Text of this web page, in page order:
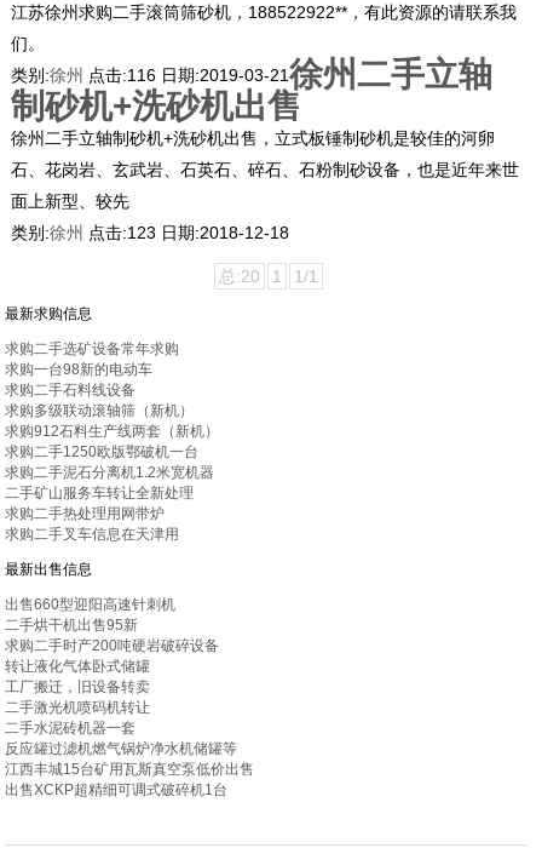
江苏徐州求购二手滚筒筛砂机，188522922**，有此资源的请联系我
们。
类别:徐州 点击:116 日期:2019-03-21徐州二手立轴
制砂机+洗砂机出售
徐州二手立轴制砂机+洗砂机出售，立式板锤制砂机是较佳的河卵
石、花岗岩、玄武岩、石英石、碎石、石粉制砂设备，也是近年来世
面上新型、较先
类别:徐州 点击:123 日期:2018-12-18
总:20 1 1/1
最新求购信息
求购二手选矿设备常年求购
求购一台98新的电动车
求购二手石料线设备
求购多级联动滚轴筛（新机）
求购912石料生产线两套（新机）
求购二手1250欧版鄂破机一台
求购二手泥石分离机1.2米宽机器
二手矿山服务车转让全新处理
求购二手热处理用网带炉
求购二手叉车信息在天津用
最新出售信息
出售660型迎阳高速针刺机
二手烘干机出售95新
求购二手时产200吨硬岩破碎设备
转让液化气体卧式储罐
工厂搬迁，旧设备转卖
二手激光机喷码机转让
二手水泥砖机器一套
反应罐过滤机燃气锅炉净水机储罐等
江西丰城15台矿用瓦斯真空泵低价出售
出售XCKP超精细可调式破碎机1台